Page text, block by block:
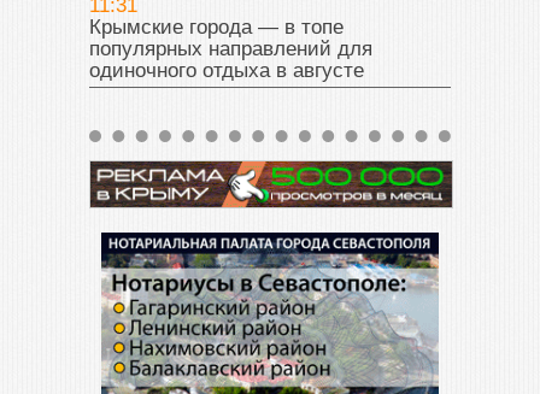
11:31
Крымские города — в топе
популярных направлений для
одиночного отдыха в августе